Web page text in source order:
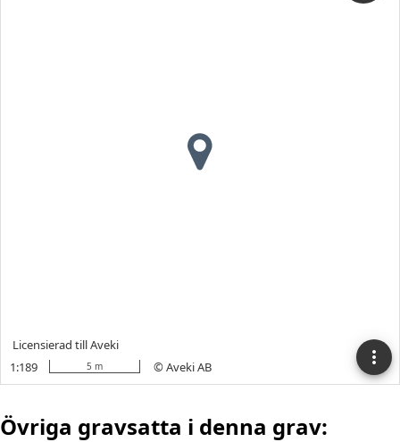
Övriga gravsatta i denna grav: